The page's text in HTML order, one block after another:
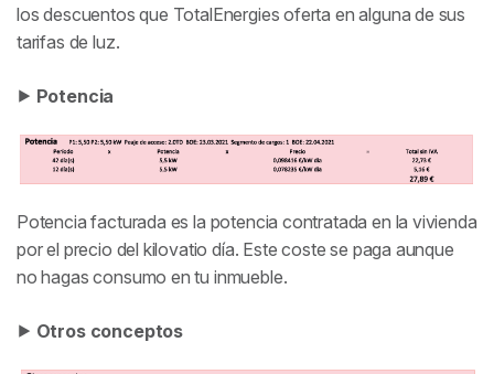
los descuentos que TotalEnergies oferta en alguna de sus
tarifas de luz.
⯈ Potencia
Potencia facturada es la potencia contratada en la vivienda
por el precio del kilovatio día. Este coste se paga aunque
no hagas consumo en tu inmueble.
⯈ Otros conceptos